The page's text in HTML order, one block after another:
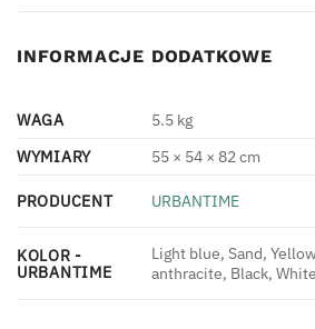
INFORMACJE DODATKOWE
WAGA
5.5 kg
WYMIARY
55 × 54 × 82 cm
PRODUCENT URBANTIME
KOLOR -
URBANTIME
Light blue, Sand,
anthracite, Black, White